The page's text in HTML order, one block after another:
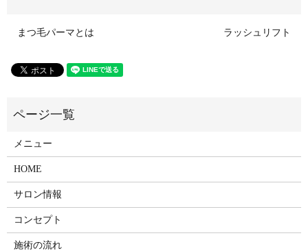
まつ毛パーマとは ラッシュリフト
メニュー
HOME
サロン情報
コンセプト
施術の流れ